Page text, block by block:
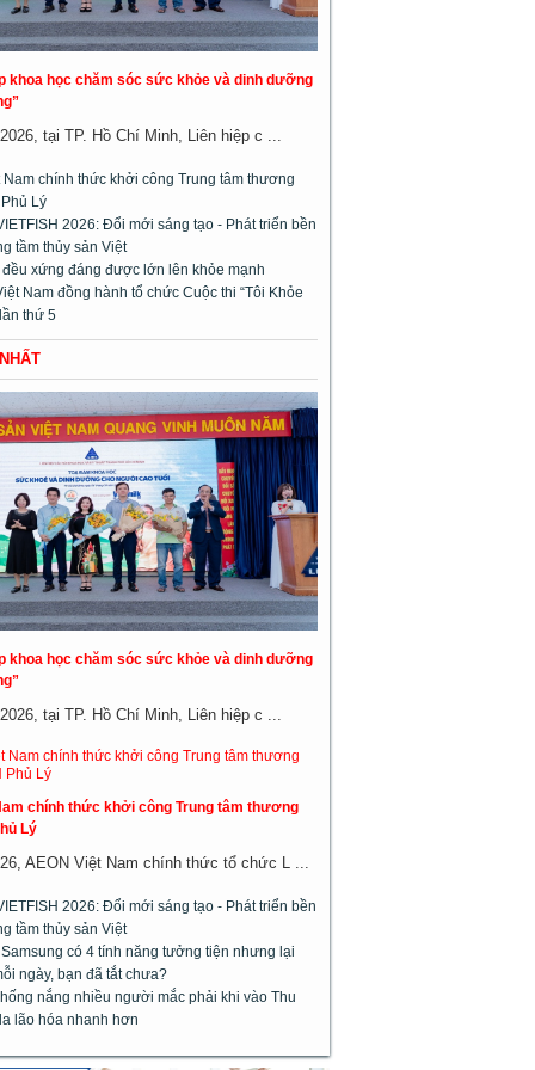
khoa học chăm sóc sức khỏe và dinh dưỡng
tại TP. Hồ Chí Minh, Liên hiệp c ...
Nam chính thức khởi công Trung tâm thương
Lý
2026: Đổi mới sáng tạo - Phát triển bền
tầm thủy sản Việt
đều xứng đáng được lớn lên khỏe mạnh
Nam đồng hành tổ chức Cuộc thi “Tôi Khỏe
thứ 5
khoa học chăm sóc sức khỏe và dinh dưỡng
tại TP. Hồ Chí Minh, Liên hiệp c ...
chính thức khởi công Trung tâm thương
Lý
AEON Việt Nam chính thức tổ chức L ...
2026: Đổi mới sáng tạo - Phát triển bền
tầm thủy sản Việt
có 4 tính năng tưởng tiện nhưng lại
ngày, bạn đã tắt chưa?
nắng nhiều người mắc phải khi vào Thu
lão hóa nhanh hơn